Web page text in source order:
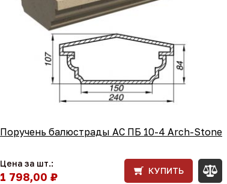
Поручень балюстрады АС ПБ 10-4 Arch-Stone
Цена за шт.:
1 798,00 ₽ КУПИТЬ